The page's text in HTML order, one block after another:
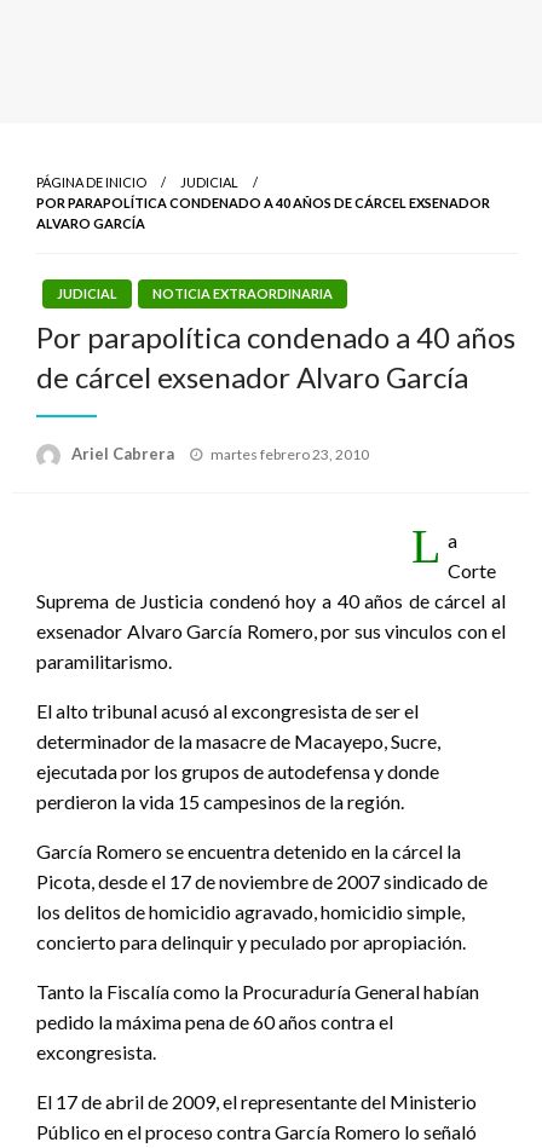
PÁGINA DE INICIO
JUDICIAL
POR PARAPOLÍTICA CONDENADO A 40 AÑOS DE CÁRCEL EXSENADOR
ALVARO GARCÍA
JUDICIAL NOTICIA EXTRAORDINARIA
Por parapolítica condenado a 40 años
de cárcel exsenador Alvaro García
Ariel Cabrera
Publicado
martes febrero 23, 2010
L a
Corte
Suprema de Justicia condenó hoy a 40 años de cárcel al
exsenador Alvaro García Romero, por sus vinculos con el
paramilitarismo.
El alto tribunal acusó al excongresista de ser el
determinador de la masacre de Macayepo, Sucre,
ejecutada por los grupos de autodefensa y donde
perdieron la vida 15 campesinos de la región.
García Romero se encuentra detenido en la cárcel la
Picota, desde el 17 de noviembre de 2007 sindicado de
los delitos de homicidio agravado, homicidio simple,
concierto para delinquir y peculado por apropiación.
Tanto la Fiscalía como la Procuraduría General habían
pedido la máxima pena de 60 años contra el
excongresista.
El 17 de abril de 2009, el representante del Ministerio
Público en el proceso contra García Romero lo señaló